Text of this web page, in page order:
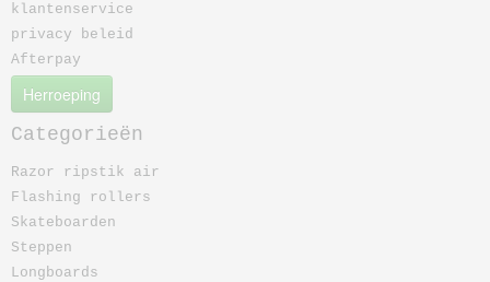
klantenservice
privacy beleid
Afterpay
Herroeping
Categorieën
Razor ripstik air
Flashing rollers
Skateboarden
Steppen
Longboards